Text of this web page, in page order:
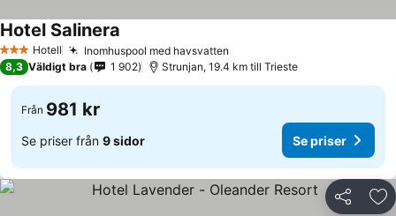
3 StjärnorHotell Inomhuspool med havsvatten
Hotel Salinera
8,3 Väldigt bra 1 902 Strunjan, 19.4 km till Trieste
Från 981 kr
Se priser från 9 sidor Se priser
Dela